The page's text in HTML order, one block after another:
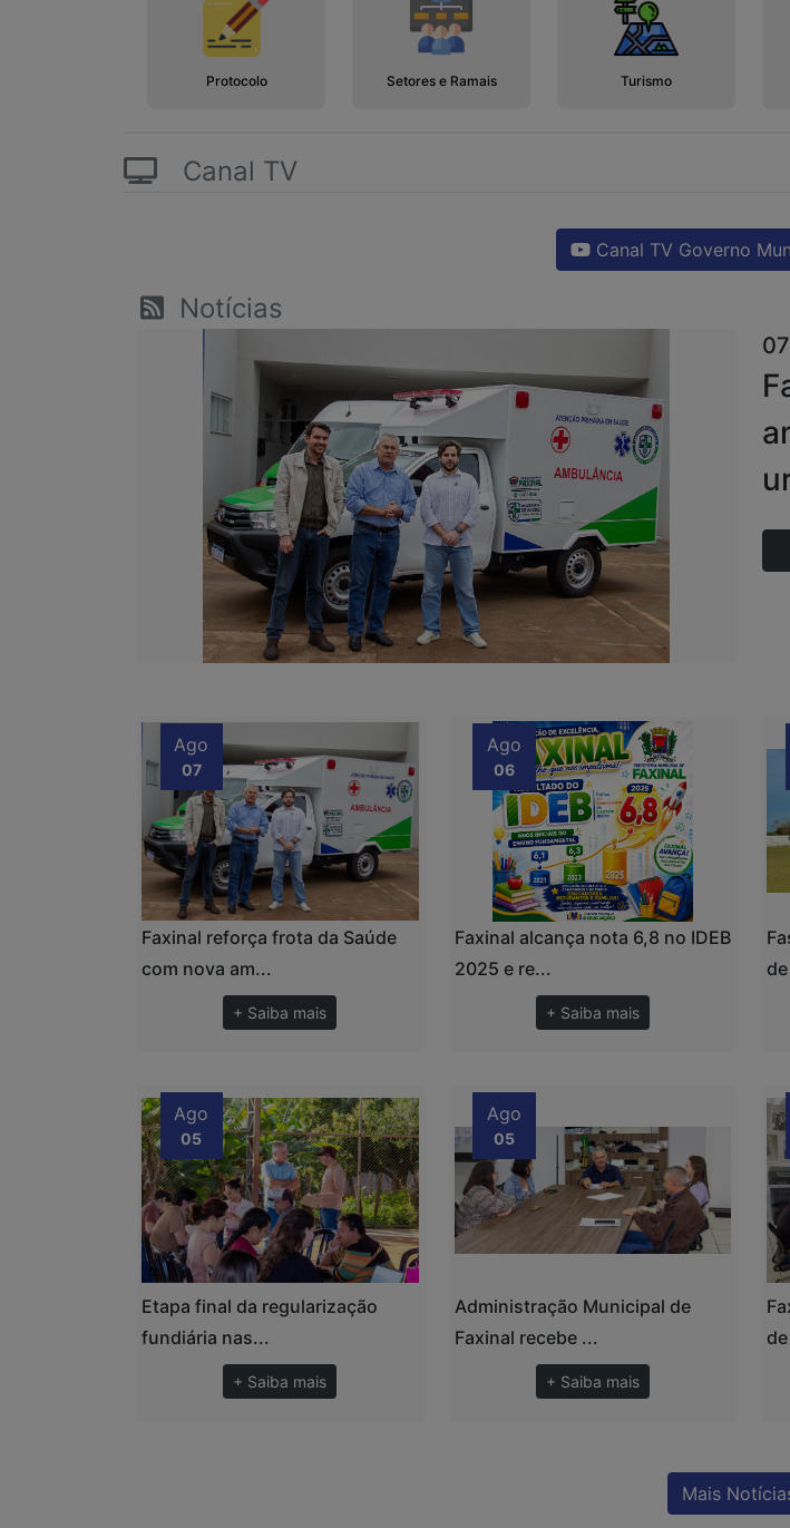
Protocolo Setores e Ramais Turismo
Canal TV
Canal TV Governo
Notícias
Ago
07
Faxinal reforça frota da Saúde
com nova am...
+ Saiba mais
Ago
06
Faxinal alcança nota 6,8 no IDEB
2025 e re...
+ Saiba mais
Ago
05
Etapa final da regularização
fundiária nas...
+ Saiba mais
Ago
05
Administração Municipal de
Faxinal recebe ...
+ Saiba mais
Mais